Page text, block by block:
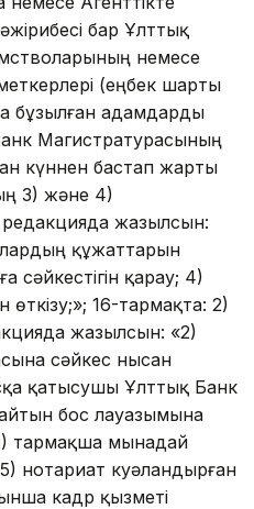
бар Ұлттық
немесе
(еңбек шарты
бұзылған адамдарды
Магистратурасының
күннен бастап жарты
3) және 4)
жазылсын:
құжаттарын
сәйкестігін қарау; 4)
16-тармақта: 2)
жазылсын: «2)
сәйкес нысан
қатысушы Ұлттық Банк
бос лауазымына
тармақша мынадай
нотариат куәландырған
кадр қызметі